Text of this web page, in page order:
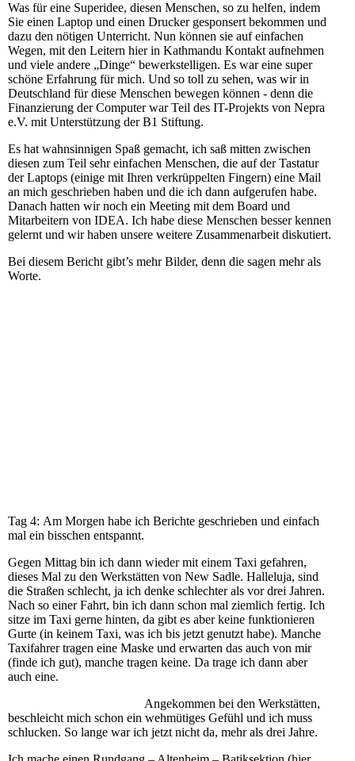
Was für eine Superidee, diesen Menschen, so zu helfen, indem
Sie einen Laptop und einen Drucker gesponsert bekommen und
dazu den nötigen Unterricht. Nun können sie auf einfachen
Wegen, mit den Leitern hier in Kathmandu Kontakt aufnehmen
und viele andere „Dinge“ bewerkstelligen. Es war eine super
schöne Erfahrung für mich. Und so toll zu sehen, was wir in
Deutschland für diese Menschen bewegen können - denn die
Finanzierung der Computer war Teil des IT-Projekts von Nepra
e.V. mit Unterstützung der B1 Stiftung.
Es hat wahnsinnigen Spaß gemacht, ich saß mitten zwischen
diesen zum Teil sehr einfachen Menschen, die auf der Tastatur
der Laptops (einige mit Ihren verkrüppelten Fingern) eine Mail
an mich geschrieben haben und die ich dann aufgerufen habe.
Danach hatten wir noch ein Meeting mit dem Board und
Mitarbeitern von IDEA. Ich habe diese Menschen besser kennen
gelernt und wir haben unsere weitere Zusammenarbeit diskutiert.
Bei diesem Bericht gibt’s mehr Bilder, denn die sagen mehr als
Worte.
Tag 4: Am Morgen habe ich Berichte geschrieben und einfach
mal ein bisschen entspannt.
Gegen Mittag bin ich dann wieder mit einem Taxi gefahren,
dieses Mal zu den Werkstätten von New Sadle. Halleluja, sind
die Straßen schlecht, ja ich denke schlechter als vor drei Jahren.
Nach so einer Fahrt, bin ich dann schon mal ziemlich fertig. Ich
sitze im Taxi gerne hinten, da gibt es aber keine funktionieren
Gurte (in keinem Taxi, was ich bis jetzt genutzt habe). Manche
Taxifahrer tragen eine Maske und erwarten das auch von mir
(finde ich gut), manche tragen keine. Da trage ich dann aber
auch eine.
Angekommen bei den Werkstätten,
beschleicht mich schon ein wehmütiges Gefühl und ich muss
schlucken. So lange war ich jetzt nicht da, mehr als drei Jahre.